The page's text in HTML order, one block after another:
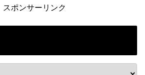
スポンサーリンク